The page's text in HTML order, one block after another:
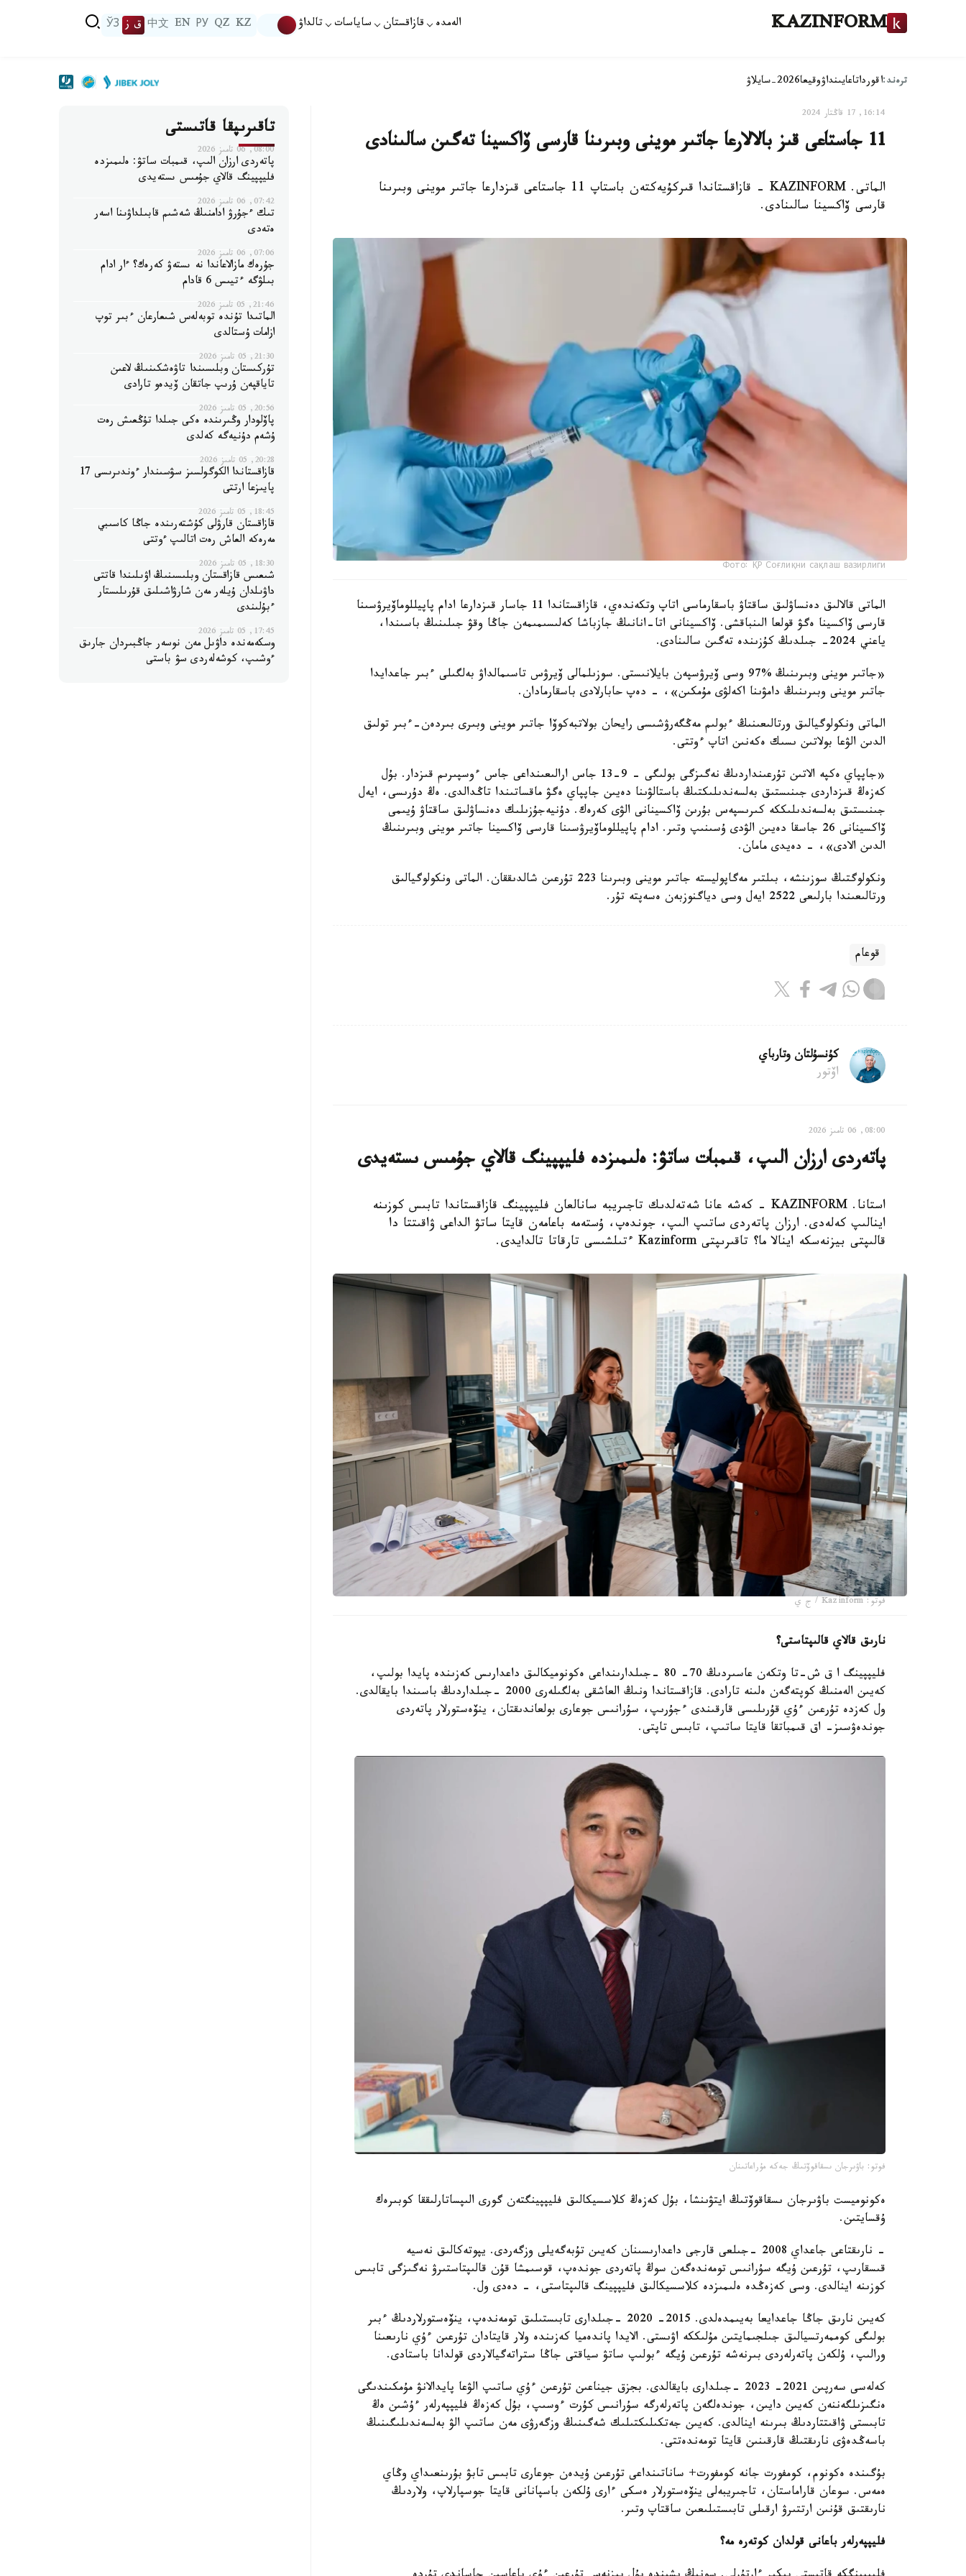
KAZINFORM الەمدە قازاقستان ساياسات تالداۋ KZ
QZ
РУ
EN
中文 ق ز ЎЗ
ترەند:اقورداتاعايىنداۋوقيعا2026-سايلاۋ
16:14, 17 قاڭتار 2024
11 جاستاعى قىز بالالارعا جاتىر موينى وبىرىنا قارسى ۆاكسينا تەگىن سالىنادى
الماتى. KAZINFORM - قازاقستاندا قىركۇيەكتەن باستاپ 11 جاستاعى قىزدارعا جاتىر موينى وبىرىنا
قارسى ۆاكسينا سالىنادى.
Фото: ҚР Соғлиқни сақлаш вазирлиги
الماتى قالالىق دەنساۋلىق ساقتاۋ باسقارماسى اتاپ وتكەندەي، قازاقستاندا 11 جاسار قىزدارعا ادام پاپيللوماۆيرۋسىنا
قارسى ۆاكسينا ەگۋ قولعا الىنباقشى. ۆاكسينانى اتا-انانىڭ جازباشا كەلىسىمىمەن جاڭا وقۋ جىلىنىڭ باسىندا،
ياعني 2024- جىلدىڭ كۇزىندە تەگىن سالىنادى.
«جاتىر موينى وبىرىنىڭ %97 وسى ۆيرۋسپەن بايلانىستى. سوزىلمالى ۆيرۋس تاسىمالداۋ بەلگىلى ءبىر جاعدايدا
جاتىر موينى وبىرىنىڭ دامۋىنا اكەلۋى مۇمكىن»، - دەپ حابارلادى باسقارمادان.
الماتى ونكولوگيالىق ورتالىعىنىڭ ءبولىم مەڭگەرۋشىسى رايحان بولاتبەكوۆا جاتىر موينى وبىرى بىردەن-ءبىر تولىق
الدىن الۋعا بولاتىن ىسىك ەكەنىن اتاپ ءوتتى.
«جاپپاي ەكپە الاتىن تۇرعىنداردىڭ نەگىزگى بولىگى - 9-13 جاس ارالىعىنداعى جاس ءوسپىرىم قىزدار. بۇل
كەزەڭ قىزداردى جىنىستىق بەلسەندىلىكتىڭ باستالۋىنا دەيىن جاپپاي ەگۋ ماقساتىندا تاڭدالدى. ەڭ دۇرىسى، ايەل
جىنىستىق بەلسەندىلىككە كىرىسپەس بۇرىن ۆاكسينانى الۋى كەرەك. دۇنيەجۇزىلىك دەنساۋلىق ساقتاۋ ۇيىمى
ۆاكسينانى 26 جاسقا دەيىن الۋدى ۇسىنىپ وتىر. ادام پاپيللوماۆيرۋسىنا قارسى ۆاكسينا جاتىر موينى وبىرىنىڭ
الدىن الادى»، - دەيدى مامان.
ونكولوگتىڭ سوزىنشە، بىلتىر مەگاپوليستە جاتىر موينى وبىرىنا 223 تۇرعىن شالدىققان. الماتى ونكولوگيالىق
ورتالىعىندا بارلىعى 2522 ايەل وسى دياگنوزبەن ەسەپتە تۇر.
قوعام
كۇنسۇلتان وتارباي
اۆتور
08:00, 06 تامىز 2026
پاتەردى ارزان الىپ، قىمبات ساتۋ: ەلىمىزدە فليپپينگ قالاي جۇمىس ىستەيدى
استانا. KAZINFORM - كەشە عانا شەتەلدىك تاجىريبە سانالعان فليپپينگ قازاقستاندا تابىس كوزىنە
اينالىپ كەلەدى. ارزان پاتەردى ساتىپ الىپ، جوندەپ، ۇستەمە باعامەن قايتا ساتۋ الداعى ۋاقىتتا دا
قالىپتى بيزنەسكە اينالا ما؟ تاقىرىپتى Kazinform ءتىلشىسى تارقاتا تالدايدى.
فوتو: Kazinform / ج ي
نارىق قالاي قالىپتاستى؟
فليپپينگ ا ق ش-تا وتكەن عاسىردىڭ 70- 80 -جىلدارىنداعى ەكونوميكالىق داعدارىس كەزىندە پايدا بولىپ،
كەيىن الەمنىڭ كوپتەگەن ەلىنە تارادى. قازاقستاندا ونىڭ العاشقى بەلگىلەرى 2000 -جىلداردىڭ باسىندا بايقالدى.
ول كەزدە تۇرعىن ءۇي قۇرىلىسى قارقىندى ءجۇرىپ، سۇرانىس جوعارى بولعاندىقتان، ينۆەستورلار پاتەردى
جوندەۋسىز- اق قىمباتقا قايتا ساتىپ، تابىس تاپتى.
فوتو: باۋىرجان ىسقاقوۆتىڭ جەكە مۇراعاتىنان
ەكونوميست باۋىرجان ىسقاقوۆتىڭ ايتۋىنشا، بۇل كەزەڭ كلاسسيكالىق فليپپينگتەن گورى الىپساتارلىققا كوبىرەك
ۇقسايتىن.
- نارىقتاعى جاعداي 2008 -جىلعى قارجى داعدارىسىنان كەيىن تۇبەگەيلى وزگەردى. يپوتەكالىق نەسيە
قىسقارىپ، تۇرعىن ۇيگە سۇرانىس تومەندەگەن سوڭ پاتەردى جوندەپ، قوسىمشا قۇن قالىپتاستىرۋ نەگىزگى تابىس
كوزىنە اينالدى. وسى كەزەڭدە ەلىمىزدە كلاسسيكالىق فليپپينگ قالىپتاستى، - دەدى ول.
كەيىن نارىق جاڭا جاعدايعا بەيىمدەلدى. 2015- 2020 -جىلدارى تابىستىلىق تومەندەپ، ينۆەستورلاردىڭ ءبىر
بولىگى كوممەرتسيالىق جىلجىمايتىن مۇلىككە اۋىستى. الايدا پاندەميا كەزىندە ولار قايتادان تۇرعىن ءۇي نارىعىنا
ورالىپ، ۇلكەن پاتەرلەردى بىرنەشە تۇرعىن ۇيگە ءبولىپ ساتۋ سياقتى جاڭا ستراتەگيالاردى قولدانا باستادى.
كەلەسى سەرپىن 2021- 2023 -جىلدارى بايقالدى. بجزق جيناعىن تۇرعىن ءۇي ساتىپ الۋعا پايدالانۋ مۇمكىندىگى
ەنگىزىلگەننەن كەيىن دايىن، جوندەلگەن پاتەرلەرگە سۇرانىس كۇرت ءوسىپ، بۇل كەزەڭ فليپپەرلەر ءۇشىن ەڭ
تابىستى ۋاقىتتاردىڭ بىرىنە اينالدى. كەيىن جەتكىلىكتىلىك شەگىنىڭ وزگەرۋى مەن ساتىپ الۋ بەلسەندىلىگىنىڭ
باسەڭدەۋى نارىقتىڭ قارقىنىن قايتا تومەندەتتى.
بۇگىندە ەكونوم، كومفورت جانە كومفورت+ ساناتىنداعى تۇرعىن ۇيدەن جوعارى تابىس تابۋ بۇرىنعىداي وڭاي
ەمەس. سوعان قاراماستان، تاجىريبەلى ينۆەستورلار ەسكى ءارى ۇلكەن باسپانانى قايتا جوسپارلاپ، ولاردىڭ
نارىقتىق قۇنىن ارتتىرۋ ارقىلى تابىستىلىعىن ساقتاپ وتىر.
فليپپەرلەر باعانى قولدان كوتەرە مە؟
تاقىرىپقا قاتىستى
08:00, 06 تامىز 2026
پاتەردى ارزان الىپ، قىمبات ساتۋ: ەلىمىزدە
فليپپينگ قالاي جۇمىس ىستەيدى
07:42, 06 تامىز 2026
تىك ءجۇرۋ ادامنىڭ شەشىم قابىلداۋىنا اسەر
ەتەدى
07:06, 06 تامىز 2026
جۇرەك مازالاعاندا نە ىستەۋ كەرەك؟ ءار ادام
بىلۋگە ءتيىس 6 قادام
21:46, 05 تامىز 2026
الماتىدا تۇندە توبەلەس شىعارعان ءبىر توپ
ازامات ۇستالدى
21:30, 05 تامىز 2026
تۇركىستان وبلىسىندا تاۋەشكىنىڭ لاعىن
تاياقپەن ۇرىپ جاتقان ۆيدەو تارادى
20:56, 05 تامىز 2026
پاۆلودار وڭىرىندە ەكى جىلدا تۇڭعىش رەت
ۇشەم دۇنيەگە كەلدى
20:28, 05 تامىز 2026
قازاقستاندا الكوگولسىز سۋسىندار ءوندىرىسى 17
پايىزعا ارتتى
18:45, 05 تامىز 2026
قازاقستان قارۋلى كۇشتەرىندە جاڭا كاسىبي
مەرەكە العاش رەت اتالىپ ءوتتى
18:30, 05 تامىز 2026
شىعىس قازاقستان وبلىسىنىڭ اۋىلىندا قاتتى
داۋىلدان ۇيلەر مەن شارۋاشىلىق قۇرىلىستار
ءبۇلىندى
17:45, 05 تامىز 2026
وسكەمەندە داۋىل مەن نوسەر جاڭبىردان جارىق
ءوشىپ، كوشەلەردى سۋ باستى